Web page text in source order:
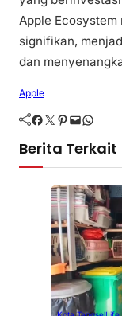
Apple
signifikan,
dan
Apple
Facebook Twitter Pinterest Mail WhatsApp
Berita Terkait